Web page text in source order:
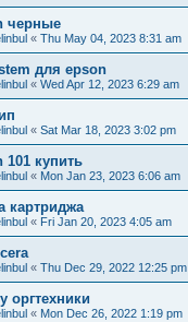
черные
« Thu May 04, 2023 8:31 am
для epson
« Wed Apr 12, 2023 6:29 am
« Sat Mar 18, 2023 3:02 pm
101 купить
« Mon Jan 23, 2023 6:06 am
картриджа
« Fri Jan 20, 2023 4:05 am
« Thu Dec 29, 2022 12:25 pm
оргтехники
« Mon Dec 26, 2022 1:19 pm